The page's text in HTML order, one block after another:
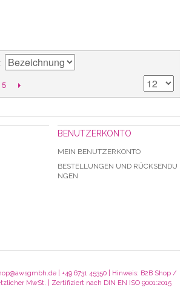
5
BENUTZERKONTO
MEIN BENUTZERKONTO
BESTELLUNGEN UND RÜCKSENDU
NGEN
| +49 6731 45350 | Hinweis: B2B Shop /
MwSt. | Zertifiziert nach DIN EN ISO 9001:2015